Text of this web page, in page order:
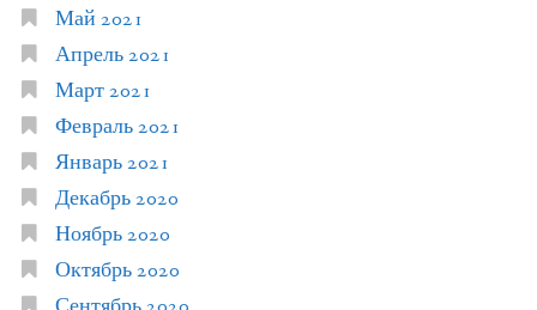
Май 2021
Апрель 2021
Март 2021
Февраль 2021
Январь 2021
Декабрь 2020
Ноябрь 2020
Октябрь 2020